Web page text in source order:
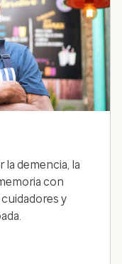
la demencia, la
con
y